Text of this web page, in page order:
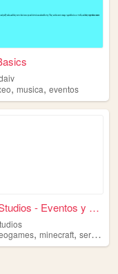
,musica,eventos
Albor Studios - Eventos y Se...
,minecraft,series